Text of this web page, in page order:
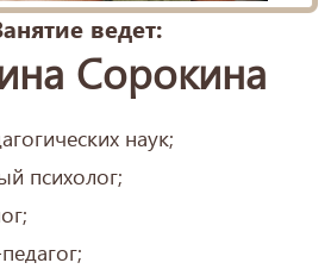
ведет:
Сорокина
наук;
психолог;